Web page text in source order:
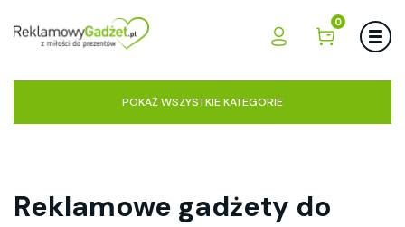
0
POKAŻ WSZYSTKIE KATEGORIE
Reklamowe gadżety do